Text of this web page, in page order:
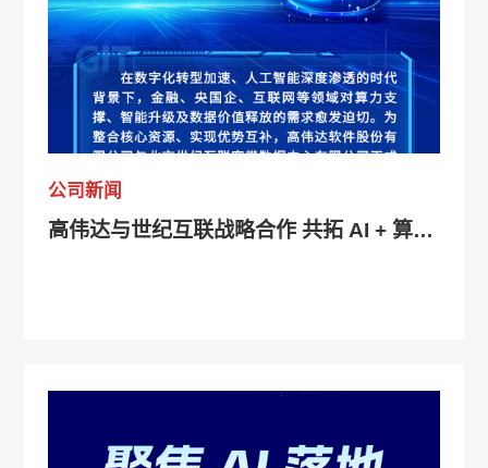
公司新闻
高伟达与世纪互联战略合作 共拓 AI + 算力 + 数据服务新生态